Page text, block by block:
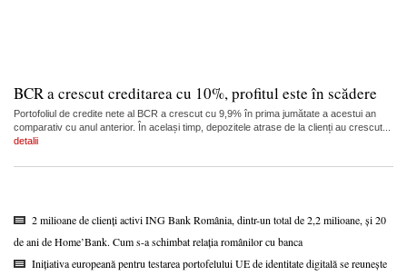
BCR a crescut creditarea cu 10%, profitul este în scădere
Portofoliul de credite nete al BCR a crescut cu 9,9% în prima jumătate a acestui an
comparativ cu anul anterior. În același timp, depozitele atrase de la clienți au crescut...
detalii
2 milioane de clienți activi ING Bank România, dintr-un total de 2,2 milioane, și 20
de ani de Home’Bank. Cum s-a schimbat relația românilor cu banca
Inițiativa europeană pentru testarea portofelului UE de identitate digitală se reunește